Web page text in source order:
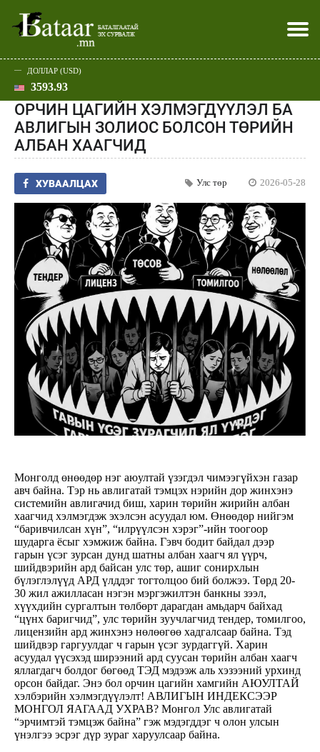
Эхлэл
Улс төр
Нийгэм
Эдийн засаг
Дэлхий
Спорт
Шар
Батаар юу хэлэв
Хэвлэл мэдээллээр
ДОЛЛАР (USD)
3593.93
ОРЧИН ЦАГИЙН ХЭЛМЭГДҮҮЛЭЛ БА
АВЛИГЫН ЗОЛИОС БОЛСОН ТӨРИЙН
АЛБАН ХААГЧИД
ХУВААЛЦАХ Улс төр 2026-05-28
Монголд өнөөдөр нэг аюултай үзэгдэл чимээгүйхэн газар
авч байна. Тэр нь авлигатай тэмцэх нэрийн дор жинхэнэ
системийн авлигачид биш, харин төрийн жирийн албан
хаагчид хэлмэгдэж эхэлсэн асуудал юм. Өнөөдөр нийгэм
“баривчилсан хүн”, “илрүүлсэн хэрэг”-ийн тоогоор
шударга ёсыг хэмжиж байна. Гэвч бодит байдал дээр
гарын үсэг зурсан дунд шатны албан хаагч ял үүрч,
шийдвэрийн ард байсан улс төр, ашиг сонирхлын
бүлэглэлүүд АРД үлддэг тогтолцоо бий болжээ. Төрд 20-
30 жил ажилласан нэгэн мэргэжилтэн банкны зээл,
хүүхдийн сургалтын төлбөрт дарагдан амьдарч байхад
“цүнх баригчид”, улс төрийн зуучлагчид тендер, томилгоо,
лицензийн ард жинхэнэ нөлөөгөө хадгалсаар байна. Тэд
шийдвэр гаргуулдаг ч гарын үсэг зурдаггүй. Харин
асуудал үүсэхэд ширээний ард суусан төрийн албан хаагч
яллагдагч болдог бөгөөд ТЭД мэдээж аль хэзээний урхинд
орсон байдаг. Энэ бол орчин цагийн хамгийн АЮУЛТАЙ
хэлбэрийн хэлмэгдүүлэлт! АВЛИГЫН ИНДЕКСЭЭР
МОНГОЛ ЯАГААД УХРАВ? Монгол Улс авлигатай
“эрчимтэй тэмцэж байна” гэж мэдэгддэг ч олон улсын
үнэлгээ эсрэг дүр зураг харуулсаар байна.